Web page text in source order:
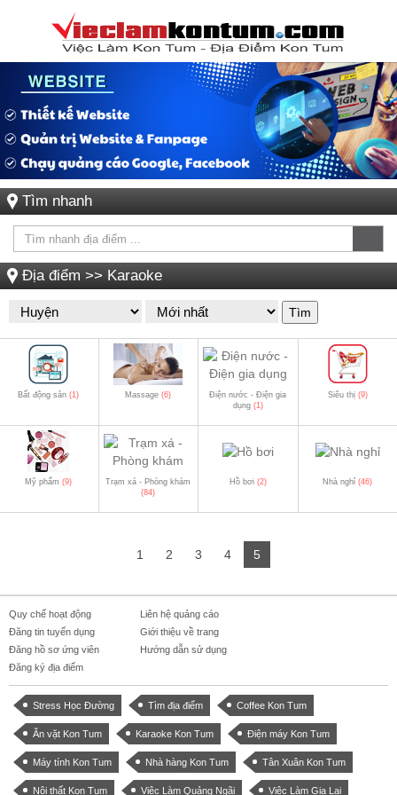
Tìm nhanh
Địa điểm >> Karaoke
Tìm
Bất động sản(1)
Mỹ phẩm(9)
Massage(6)
Trạm xá - Phòng khám
(84)
Điện nước - Điện gia
dụng (1)
Hồ bơi (2)
Siêu thị (9)
Nhà nghỉ(46)
1 2 3 4 5
Quy chế hoạt động
Đăng tin tuyển dụng
Đăng hồ sơ ứng viên
Đăng ký địa điểm
Liên hệ quảng cáo
Giới thiệu về trang
Hướng dẫn sử dụng
Stress Học Đường Tìm địa điểm Coffee Kon Tum
Ăn vặt Kon Tum Karaoke Kon Tum Điện máy Kon Tum
Máy tính Kon Tum Nhà hàng Kon Tum Tân Xuân Kon Tum
Nội thất Kon Tum Việc Làm Quảng Ngãi Việc Làm Gia Lai